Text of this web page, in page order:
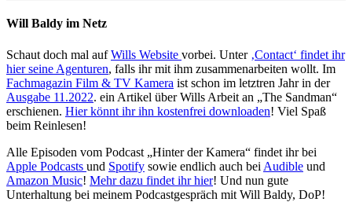
Will Baldy im Netz
Schaut doch mal aufWills Website vorbei. Unter ‚Contact‘ findet ihr
hier seine Agenturen, falls ihr mit ihm zusammenarbeiten wollt. Im
Fachmagazin Film & TV Kamera ist schon im letztren Jahr in der
Ausgabe 11.2022. ein Artikel über Wills Arbeit an „The Sandman“
erschienen. Hier könnt ihr ihn kostenfrei downloaden! Viel Spaß
beim Reinlesen!
Alle Episoden vom Podcast „Hinter der Kamera“ findet ihr bei
Apple Podcasts und Spotify sowie endlich auch bei Audible und
Amazon Music! Mehr dazu findet ihr hier! Und nun gute
Unterhaltung bei meinem Podcastgespräch mit Will Baldy, DoP!